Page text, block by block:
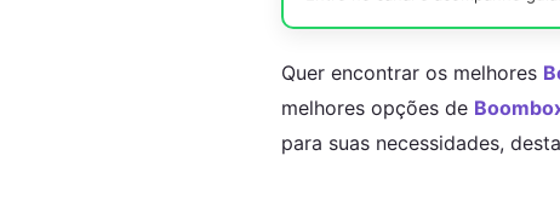
Quer encontrar os melhores
melhores opções de
para suas necessidades,